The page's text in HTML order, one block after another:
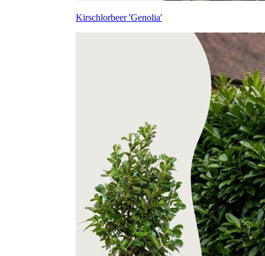
Kirschlorbeer 'Genolia'